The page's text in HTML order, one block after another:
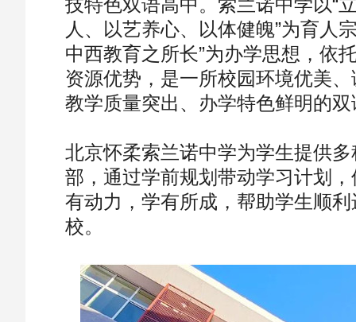
技特色双语高中。索兰诺中学以“
人、以艺养心、以体健魄”为育人
中西教育之所长”为办学思想，依
资源优势，是一所校园环境优美
教学质量突出、办学特色鲜明的
北京怀柔索兰诺中学为学生提供
部，通过学前规划带动学习计划
有动力，学有所成，帮助学生顺
校。